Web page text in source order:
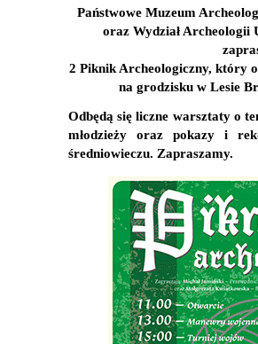
Państwowe Muzeum
oraz Wydział Archeologii
2 Piknik Archeologiczny, który
na grodzisku w Lesie
Odbędą się liczne warsztaty o
młodzieży oraz pokazy i
średniowieczu. Zapraszamy.